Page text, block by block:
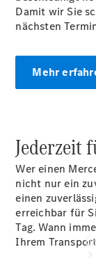
Damit wir Sie
nächsten
Mehr
Jederzeit
Wer einen
nicht nur ein
einen
erreichbar für
Tag. Wann
Ihrem